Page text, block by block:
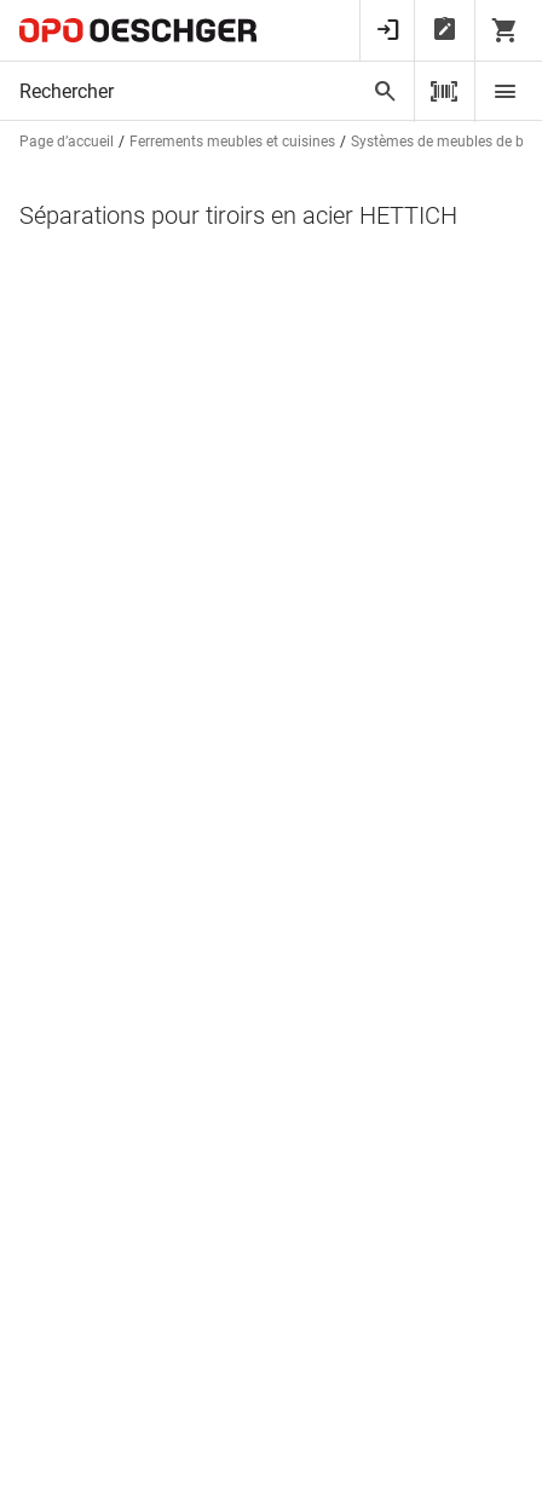
Page d’accueil Ferrements meubles et cuisines Systèmes de meubles de
Séparations pour tiroirs en acier HETTICH